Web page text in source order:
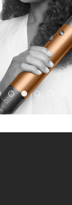
dyson-airwrap-
dyson-dyson-